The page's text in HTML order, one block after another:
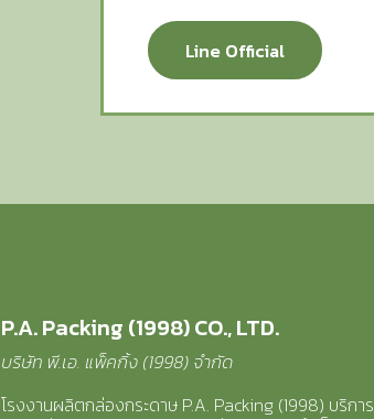
Line Official
P.A. Packing (1998) CO., LTD.
บริษัท พี.เอ. แพ็คกิ้ง (1998) จำกัด
โรงงานผลิตกล่องกระดาษP.A. Packing (1998) บริการ